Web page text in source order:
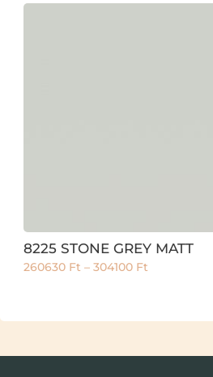
8225 STONE GREY MATT
260630 Ft – 304100 Ft